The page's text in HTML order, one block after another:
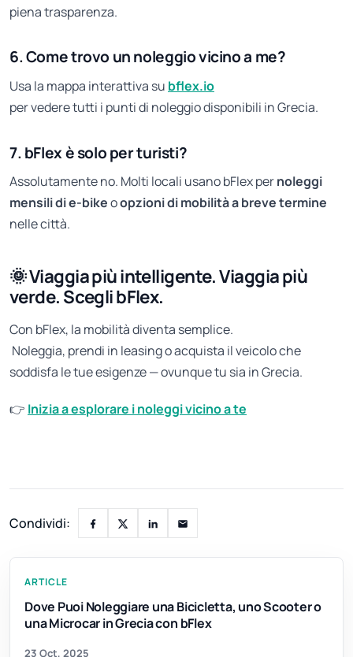
piena trasparenza.
6. Come trovo un noleggio vicino a me?
Usa la mappa interattiva su bflex.io
per vedere tutti i punti di noleggio disponibili in Grecia.
7. bFlex è solo per turisti?
Assolutamente no. Molti locali usano bFlex pernoleggi
mensili di e-bikeoopzioni di mobilità a breve termine
nelle città.
🌞 Viaggia più intelligente. Viaggia più
verde. Scegli bFlex.
Con bFlex, la mobilità diventa semplice.
Noleggia, prendi in leasing o acquista il veicolo che
soddisfa le tue esigenze — ovunque tu sia in Grecia.
👉 Inizia a esplorare i noleggi vicino a te
Condividi:
ARTICLE
Dove Puoi Noleggiare una Bicicletta, uno Scooter o
una Microcar in Grecia con bFlex
23 Oct, 2025